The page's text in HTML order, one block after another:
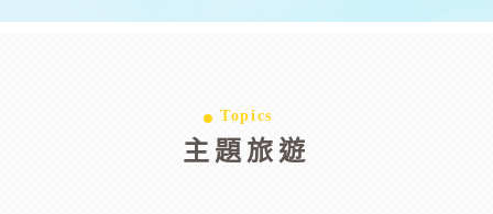
Topics
主題旅遊